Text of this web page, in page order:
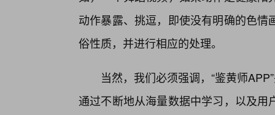
动作暴露、挑逗，即使没有明确的色
俗性质，并进行相应的处理。
当然，我们必须强调，“鉴黄师
通过不断地从海量数据中学习，以及